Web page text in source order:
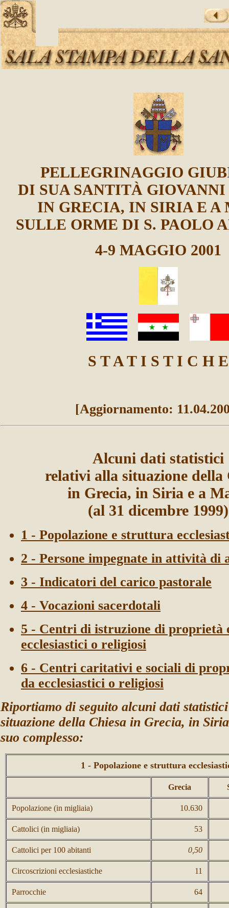
PELLEGRINAGGIO
DI SUA SANTITÀ
IN GRECIA, IN SIRIA E A
SULLE ORME DI S. PAOLO
4-9 MAGGIO 2001
S T A T I S T I C H E
[Aggiornamento:
Alcuni dati statistici
relativi alla situazione della
in Grecia, in Siria e a
(al 31 dicembre 1999)
1 - Popolazione e struttura
2 - Persone impegnate in attività di
3 - Indicatori del carico pastorale
4 - Vocazioni sacerdotali
5 - Centri di istruzione di proprietà
ecclesiastici o religiosi
6 - Centri caritativi e sociali di
da ecclesiastici o religiosi
Riportiamo di seguito alcuni dati
situazione della Chiesa in Grecia, in
suo complesso:
1 - Popolazione e struttura
Grecia
Popolazione (in migliaia) 10.630
Cattolici (in migliaia) 53
Cattolici per 100 abitanti 0,50
Circoscrizioni ecclesiastiche 11
Parrocchie 64